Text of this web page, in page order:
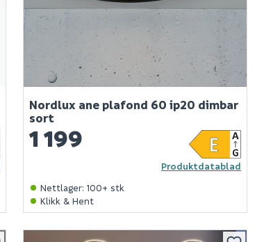
Nordlux ane plafond 60 ip20 dimbar
sort
1 199
Produktdatablad
Nettlager: 100+ stk
Klikk & Hent